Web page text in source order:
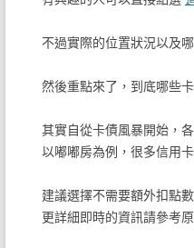
不過實際的位置狀況以及
然後重點來了，到底哪些
其實自從卡債風暴開始，
以嘟嘟房為例，很多信用
建議選擇不需要額外扣點
更詳細即時的資訊請參考